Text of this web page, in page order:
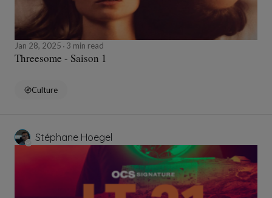
Jan 28, 2025 3 min read
Threesome - Saison 1
Culture
Stéphane Hoegel